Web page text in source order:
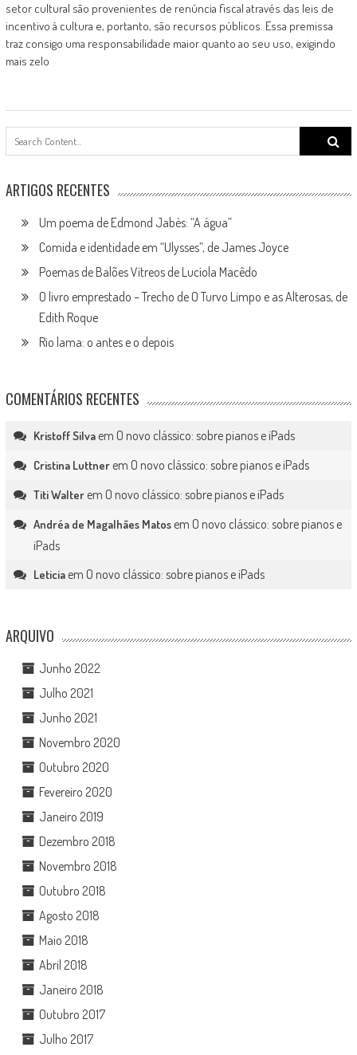
setor cultural são provenientes de renúncia fiscal através das leis de
incentivo à cultura e, portanto, são recursos públicos. Essa premissa
traz consigo uma responsabilidade maior quanto ao seu uso, exigindo
mais zelo
Search
for:
ARTIGOS RECENTES
Um poema de Edmond Jabès: “A água”
Comida e identidade em “Ulysses”, de James Joyce
Poemas de Balões Vítreos de Lucíola Macêdo
O livro emprestado – Trecho de O Turvo Limpo e as Alterosas, de
Edith Roque
Rio lama: o antes e o depois
COMENTÁRIOS RECENTES
Kristoff Silvaem O novo clássico: sobre pianos e iPads
Cristina Luttnerem O novo clássico: sobre pianos e iPads
Titi Walterem O novo clássico: sobre pianos e iPads
Andréa de Magalhães Matosem O novo clássico: sobre pianos e
iPads
Leticiaem O novo clássico: sobre pianos e iPads
ARQUIVO
Junho 2022
Julho 2021
Junho 2021
Novembro 2020
Outubro 2020
Fevereiro 2020
Janeiro 2019
Dezembro 2018
Novembro 2018
Outubro 2018
Agosto 2018
Maio 2018
Abril 2018
Janeiro 2018
Outubro 2017
Julho 2017